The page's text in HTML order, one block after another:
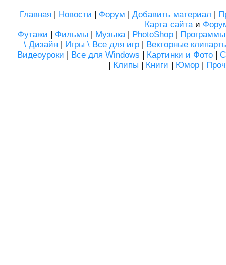
Главная | Новости | Форум | Добавить материал |
Карта сайтаи
Футажи | Фильмы | Музыка| PhotoShop | Программы
\ Дизайн | Игры \ Все для игр | Векторные
Видеоуроки | Все для Windows | Картинки и Фото|
| Клипы | Книги | Юмор |